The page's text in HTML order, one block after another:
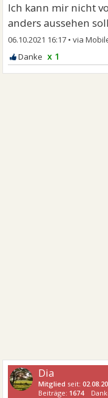
Ich kann mir nicht
anders aussehen
06.10.2021 16:17 •
x 1
Dia
Mitglied seit:
Beiträge: 1674